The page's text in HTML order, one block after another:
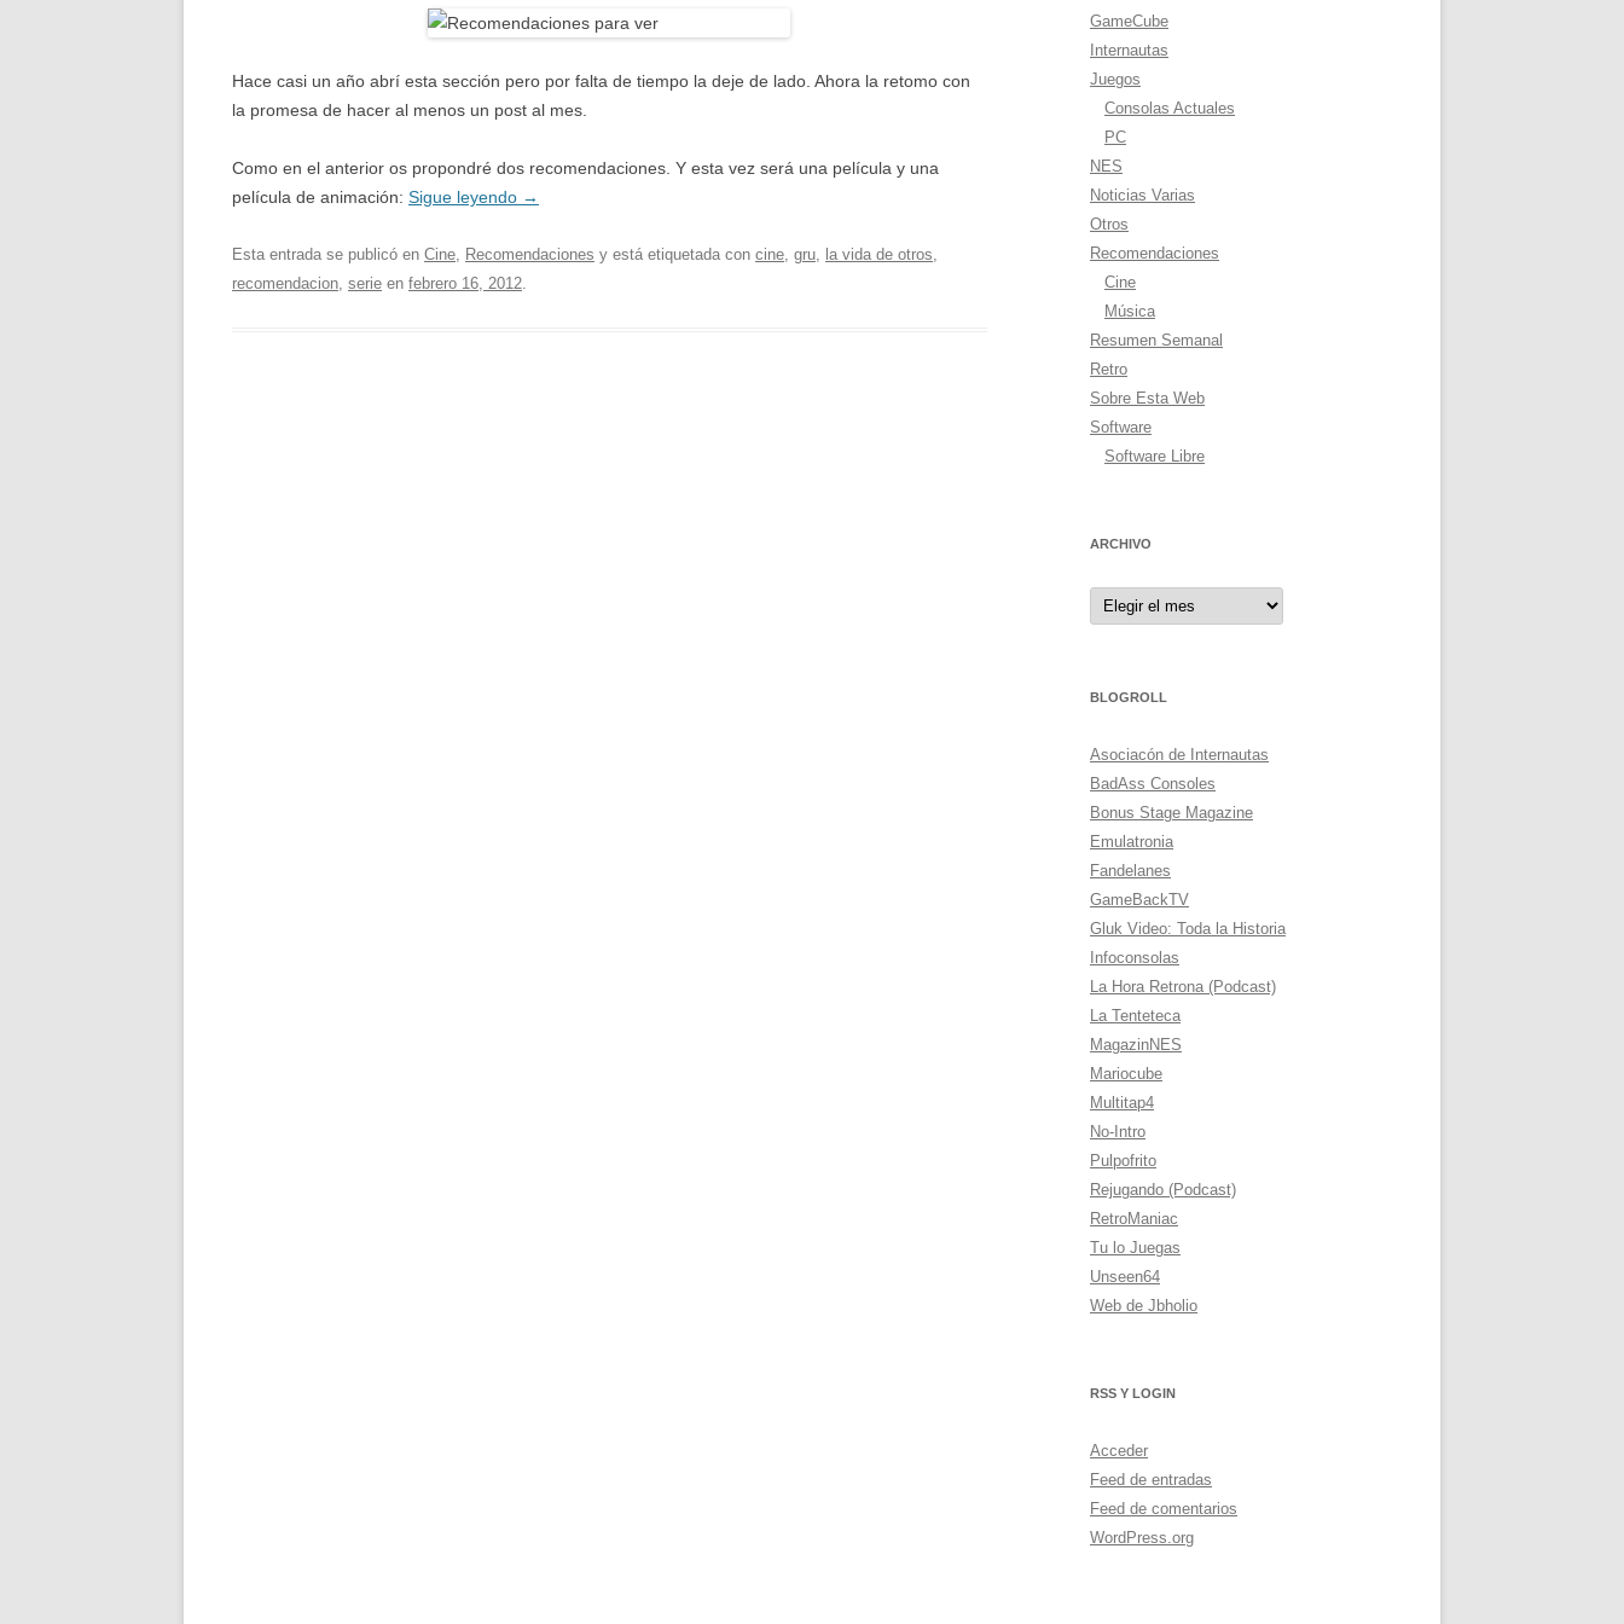
Hace casi un año abrí esta sección pero por falta de tiempo la deje de lado. Ahora la retomo con
la promesa de hacer al menos un post al mes.
Como en el anterior os propondré dos recomendaciones. Y esta vez será una película y una
película de animación: Sigue leyendo →
Esta entrada se publicó en Cine, Recomendaciones y está etiquetada con cine, gru, la vida de otros,
recomendacion, serie en febrero 16, 2012.
GameCube
Internautas
Juegos
Consolas Actuales
PC
NES
Noticias Varias
Otros
Recomendaciones
Cine
Música
Resumen Semanal
Retro
Sobre Esta Web
Software
Software Libre
ARCHIVO
Archivo
BLOGROLL
Asociacón de Internautas
BadAss Consoles
Bonus Stage Magazine
Emulatronia
Fandelanes
GameBackTV
Gluk Video: Toda la Historia
Infoconsolas
La Hora Retrona (Podcast)
La Tenteteca
MagazinNES
Mariocube
Multitap4
No-Intro
Pulpofrito
Rejugando (Podcast)
RetroManiac
Tu lo Juegas
Unseen64
Web de Jbholio
RSS Y LOGIN
Acceder
Feed de entradas
Feed de comentarios
WordPress.org